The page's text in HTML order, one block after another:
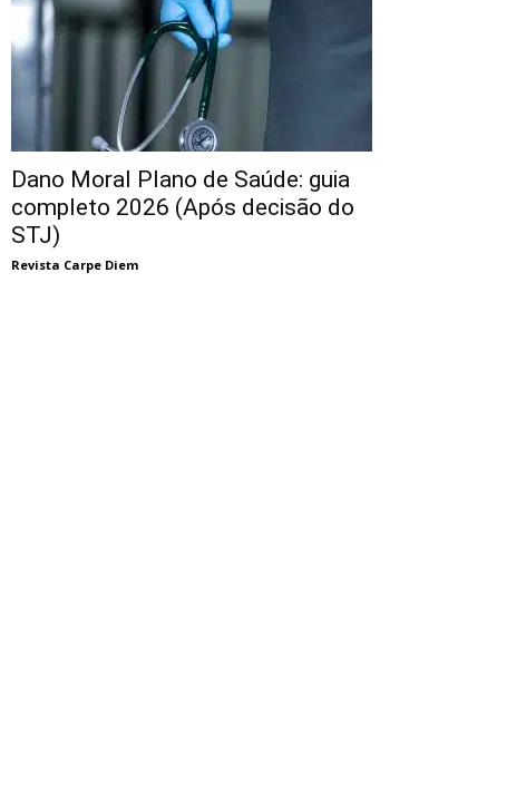
Dano Moral Plano de Saúde: guia
completo 2026 (Após decisão do
STJ)
Revista Carpe Diem